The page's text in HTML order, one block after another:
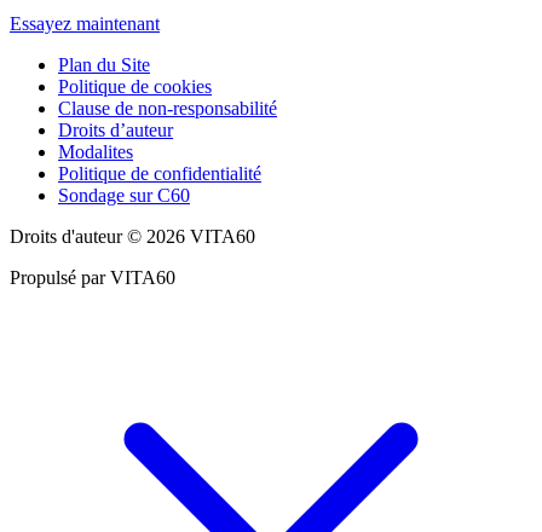
Essayez maintenant
Plan du Site
Politique de cookies
Clause de non-responsabilité
Droits d’auteur
Modalites
Politique de confidentialité
Sondage sur C60
Droits d'auteur © 2026 VITA60
Propulsé par VITA60